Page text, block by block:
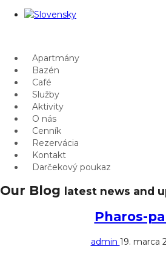
Apartmány
Bazén
Café
Služby
Aktivity
O nás
Cenník
Rezervácia
Kontakt
Darčekový poukaz
Our Blog latest news and
Pharos-
admin 19. marca